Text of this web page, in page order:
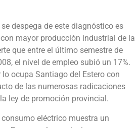
despega de este diagnóstico es
mayor producción industrial de la
que entre el último semestre de
el nivel de empleo subió un 17%.
lo ocupa Santiago del Estero con
de las numerosas radicaciones
ley de promoción provincial.
eléctrico muestra un